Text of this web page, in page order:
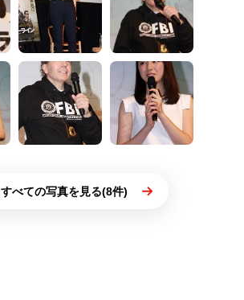
すべての写真を見る(8件)